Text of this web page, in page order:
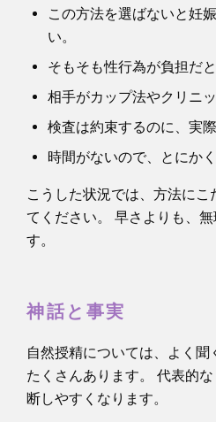
この方法を選ばないと妊
い。
そもそも性行為が負担だ
相手がカップ法やクリニ
検査は約束するのに、実
時間がないので、とにか
こうした状況では、方法にこ
てください。 早さよりも、
す。
神話と事実
自然授精については、よく
たくさんあります。 代表的
断しやすくなります。